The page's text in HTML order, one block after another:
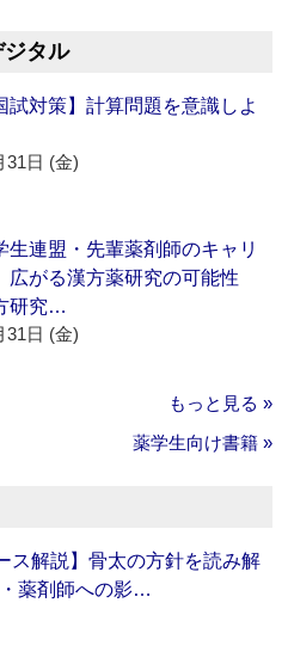
ジタル
試対策】計算問題を意識しよ
31日 (金)
生連盟・先輩薬剤師のキャリ
広がる漢方薬研究の可能性
研究…
31日 (金)
もっと見る »
薬学生向け書籍 »
ス解説】骨太の方針を読み解
薬剤師への影…